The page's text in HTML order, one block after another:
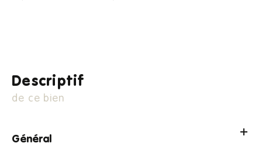
descriptif
de ce bien
Général